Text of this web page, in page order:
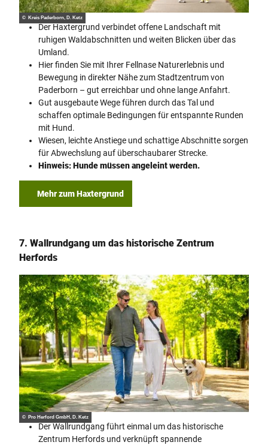
© Kreis Paderborn, D. Ketz
Der Haxtergrund verbindet offene Landschaft mit
ruhigen Waldabschnitten und weiten Blicken über das
Umland.
Hier finden Sie mit Ihrer Fellnase Naturerlebnis und
Bewegung in direkter Nähe zum Stadtzentrum von
Paderborn – gut erreichbar und ohne lange Anfahrt.
Gut ausgebaute Wege führen durch das Tal und
schaffen optimale Bedingungen für entspannte Runden
mit Hund.
Wiesen, leichte Anstiege und schattige Abschnitte sorgen
für Abwechslung auf überschaubarer Strecke.
Hinweis: Hunde müssen angeleint werden.
Mehr zum Haxtergrund
7. Wallrundgang um das historische Zentrum
Herfords
© Pro Herford GmbH, D. Ketz
Der Wallrundgang führt einmal um das historische
Zentrum Herfords und verknüpft spannende